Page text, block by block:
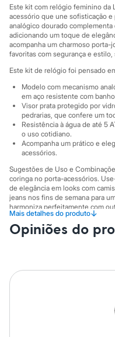
Chinelos
Rasteirinhas
Sandálias
Sapatilhas
Tênis
Marcas
City
Clock House
Mindset
Sawary
Yessica
Moda esportiva
Acessórios
Blusas
Calçados
Leggings
Shorts e Bermudas
Tops
Moda íntima
Calcinhas
Cintas e Modeladores
Meias
Pijamas
Biquínis
Maiôs
Este kit com relógio feminino da
acessório que une sofisticação
analógico dourado complementa
adicionando um toque de
acompanha um charmoso porta-
favoritas com segurança e estilo,
Este kit de relógio foi pensado
Modelo com mecanismo
em aço resistente com
Visor prata protegido por
pedrarias, que confere um
Resistência à água de até 5
o uso cotidiano.
Acompanha um prático e
acessórios.
Sugestões de Uso e
coringa no porta-acessórios.
de elegância em looks com
jeans nos fins de semana para
harmoniza perfeitamente com
delicadas e anéis. O porta-joias
perfeito para levar em viagens
penteadeira.
Mais detalhes do produto↓
Informacoes gerais:
Opiniões do